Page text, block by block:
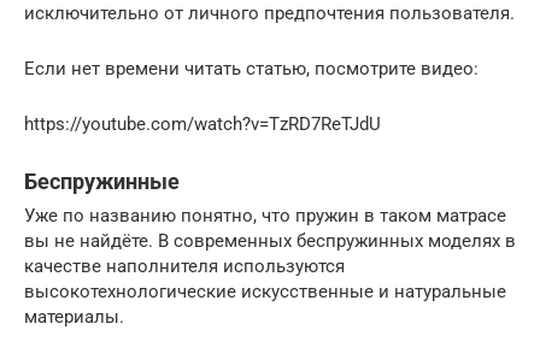
исключительно от личного предпочтения пользователя.
Если нет времени читать статью, посмотрите видео:
https://youtube.com/watch?v=TzRD7ReTJdU
Беспружинные
Уже по названию понятно, что пружин в таком матрасе
вы не найдёте. В современных беспружинных моделях в
качестве наполнителя используются
высокотехнологические искусственные и натуральные
материалы.